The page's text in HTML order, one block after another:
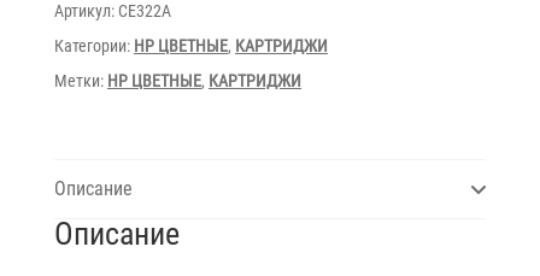
Артикул: CE322A
Категории: HP ЦВЕТНЫЕ, КАРТРИДЖИ
Метки: HP ЦВЕТНЫЕ, КАРТРИДЖИ
Описание
Описание